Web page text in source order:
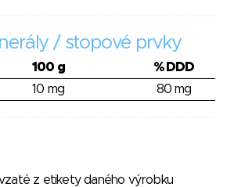
/ stopové prvky
100 g
% DDD
10 mg 80 mg
z etikety daného výrobku